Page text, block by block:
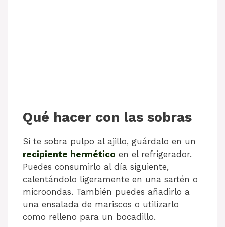
Qué hacer con las sobras
Si te sobra pulpo al ajillo, guárdalo en un
recipiente hermético en el refrigerador.
Puedes consumirlo al día siguiente,
calentándolo ligeramente en una sartén o
microondas. También puedes añadirlo a
una ensalada de mariscos o utilizarlo
como relleno para un bocadillo.